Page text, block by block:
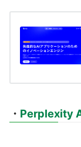
・ Perplexity